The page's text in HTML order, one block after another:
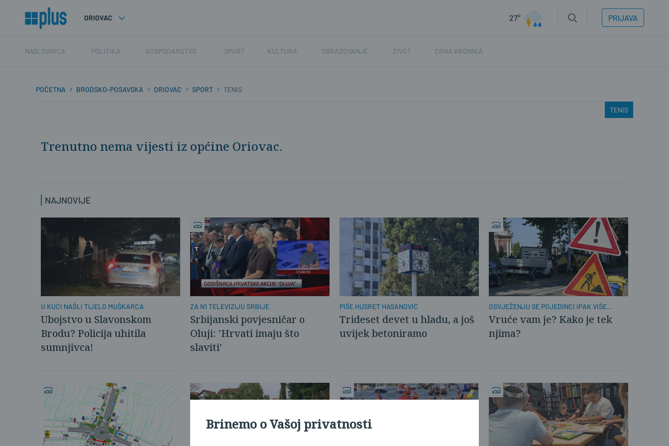
ORIOVAC 27° PRIJAVA
NASLOVNICA POLITIKA GOSPODARSTVO SPORT KULTURA OBRAZOVANJE ŽIVOT CRNA KRONIKA
POČETNA BRODSKO-POSAVSKA ORIOVAC SPORT TENIS
TENIS
Trenutno nema vijesti iz općine Oriovac.
NAJNOVIJE
U KUĆI NAŠLI TIJELO MUŠKARCA
Ubojstvo u Slavonskom
Brodu? Policija uhitila
sumnjivca!
ZA N1 TELEVIZIJU SRBIJE
Srbijanski povjesničar o
Oluji: 'Hrvati imaju što
slaviti'
PIŠE HUSRET HASANOVIĆ
Trideset devet u hladu, a još
uvijek betoniramo
OSVJEŽENJU SE POJEDINCI IPAK VIŠE
VESELE
Vruće vam je? Kako je tek
njima?
Brinemo o Vašoj privatnosti